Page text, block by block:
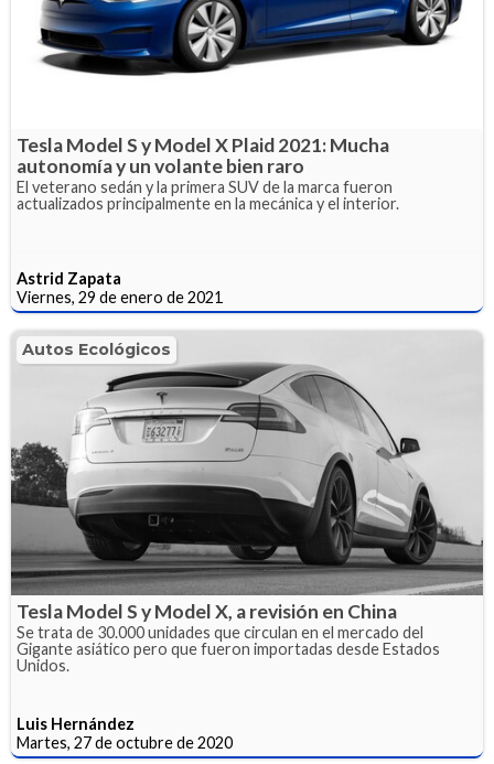
Tesla Model S y Model X Plaid 2021: Mucha
autonomía y un volante bien raro
El veterano sedán y la primera SUV de la marca fueron
actualizados principalmente en la mecánica y el interior.
Astrid Zapata
Viernes, 29 de enero de 2021
Autos Ecológicos
Tesla Model S y Model X, a revisión en China
Se trata de 30.000 unidades que circulan en el mercado del
Gigante asiático pero que fueron importadas desde Estados
Unidos.
Luis Hernández
Martes, 27 de octubre de 2020